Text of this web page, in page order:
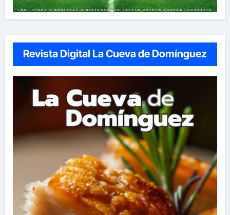
Revista Digital La Cueva de Domínguez